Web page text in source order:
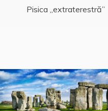
Pisica „extraterestră”